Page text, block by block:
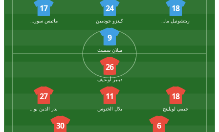
18
ريتشونيل مارجريت
24
كينزو جودمين
17
ماتيس سوراي
9
ميلان سميث
26
دينيز أونديف
18
جيمي لويلينج
11
بلال الخنوس
27
بدر الدين بوعناني
6
30